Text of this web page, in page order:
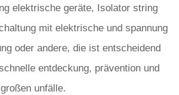
elektrische geräte, Isolator string
mit elektrische und spannung
oder andere, die ist entscheidend
entdeckung, prävention und
unfälle.